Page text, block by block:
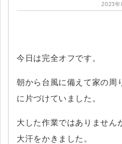
2023年
今日は完全オフです。
朝から台風に備えて家の周
に片づけていました。
大した作業ではありません
大汗をかきました。